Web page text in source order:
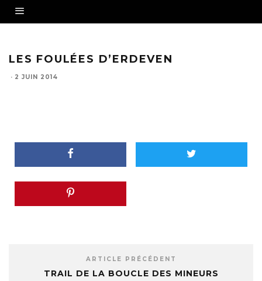
LES FOULÉES D’ERDEVEN
· 2 JUIN 2014
ARTICLE PRÉCÉDENT
TRAIL DE LA BOUCLE DES MINEURS